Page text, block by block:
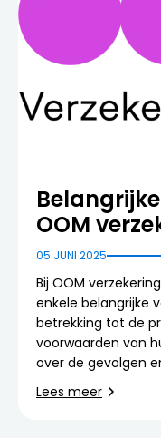
OOM
05 JUNI 2025
Bij OOM
enkele belangrijke
betrekking tot de
voorwaarden van
over de gevolgen
Lees meer